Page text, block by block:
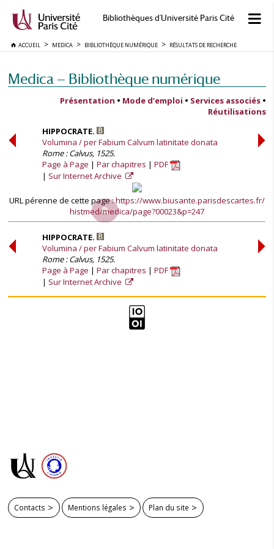
Bibliothèques d'Université Paris Cité
ACCUEIL MEDICA BIBLIOTHÈQUE NUMÉRIQUE RÉSULTATS DE RECHERCHE
Medica — Bibliothèque numérique
Présentation • Mode d’emploi • Services associés •
Réutilisations
HIPPOCRATE.
Volumina / per Fabium Calvum latinitate donata
Rome : Calvus, 1525.
Page à Page
Par chapitres
PDF
Sur Internet Archive
URL pérenne de cette page :https://www.biusante.parisdescartes.fr/
histmed/medica/page?00023&p=247
HIPPOCRATE.
Volumina / per Fabium Calvum latinitate donata
Rome : Calvus, 1525.
Page à Page
Par chapitres
PDF
Sur Internet Archive
Contacts Mentions légales Plan du site